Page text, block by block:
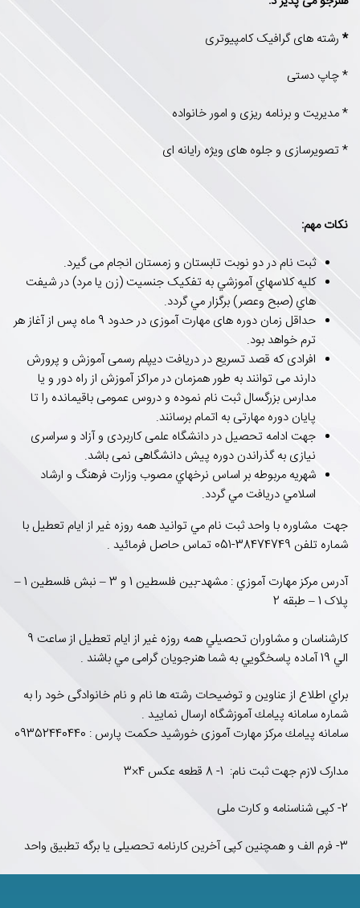
* رشته های گرافیک کامپیوتری
* چاپ دستی
* مدیریت و برنامه ریزی و امور خانواده
* تصویرسازی و جلوه های ویژه رایانه ای
نکات مهم:
ثبت نام در دو نوبت تابستان و زمستان انجام می گیرد.
کليه کلاسهاي آموزشي به تفکيک جنسيت (زن يا مرد) در شيفت
هاي (صبح وعصر) برگزار مي گردد.
حداقل زمان دوره های مهارت آموزی در حدود 9 ماه پس از آغاز هر
ترم خواهد بود.
افرادی که قصد تسریع در دریافت دیپلم رسمی آموزش و پرورش
دارند می توانند به طور همزمان در مراکز آموزش از راه دور و یا
مدارس بزرگسال ثبت نام نموده و دروس عمومی باقیمانده را تا
پایان دوره مهارتی به اتمام برسانند.
جهت ادامه تحصیل در دانشگاه علمی کاربردی و آزاد و سراسری
نیازی به گذراندن دوره پیش دانشگاهی نمی باشد.
شهريه مربوطه بر اساس نرخهاي مصوب وزارت فرهنگ و ارشاد
اسلامي دريافت مي گردد.
جهت مشاوره با واحد ثبت نام مي توانيد همه روزه غیر از ایام تعطیل با
شماره تلفن 38474749-051 تماس حاصل فرمائيد .
آدرس مركز مهارت آموزي : مشهد-بین فلسطین 1 و 3 – نبش فلسطین 1 –
پلاک 1 – طبقه 2
كارشناسان و مشاوران تحصيلي همه روزه غير از ايام تعطيل از ساعت 9
الي 19 آماده پاسخگويي به شما هنرجویان گرامی مي باشند .
براي اطلاع از عناوين و توضيحات رشته ها نام و نام خانوادگی خود را به
شماره سامانه پيامك آموزشگاه ارسال نماييد .
سامانه پيامك مرکز مهارت آموزی خورشید حکمت پارس : 09352440440
مدارک لازم جهت ثبت نام: 1- 8 قطعه عکس 4×3
2- کپی شناسنامه و کارت ملی
3- فرم الف و همچنین کپی آخرین کارنامه تحصیلی یا برگه تطبیق واحد